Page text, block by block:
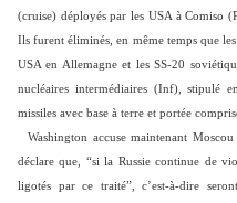
(cruise) déployés par les USA à Comiso
Ils furent éliminés, en même temps que
USA en Allemagne et les SS-20
nucléaires intermédiaires (Inf), stipulé
missiles avec base à terre et portée
Washington accuse maintenant
déclare que, “si la Russie continue de
ligotés par ce traité”, c’est-à-dire